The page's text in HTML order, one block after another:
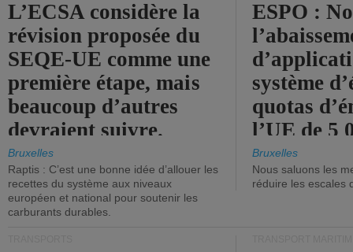
L’ECSA considère la
révision proposée du
SEQE-UE comme une
première étape, mais
beaucoup d’autres
devraient suivre.
Bruxelles
Raptis : C’est une bonne idée d’allouer les
recettes du système aux niveaux
européen et national pour soutenir les
carburants durables.
ESPO :
système
quotas
l’UE de 5
tonneaux
brute.
Bruxelles
Nous saluons les
réduire les escales